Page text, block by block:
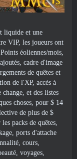
liquide et une
VIP, les joueurs ont
éoliennes/mois,
cadre d'image
de quêtes et
de l'XP, accès à
change, et des listes
choses, pour $ 14
de plus de $
packs de quêtes,
ports d'attache
cours,
voyages,